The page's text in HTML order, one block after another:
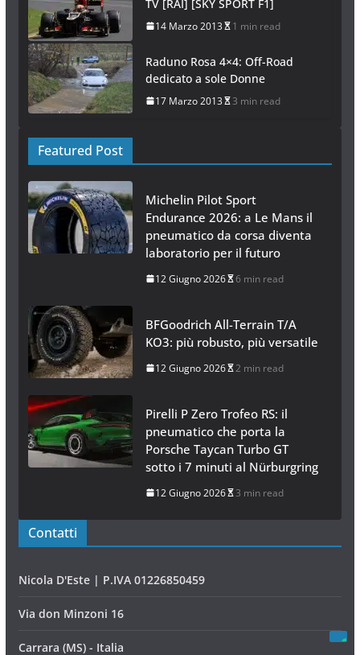
TV [RAI] [SKY SPORT F1]
14 Marzo 2013 1 min read
Raduno Rosa 4×4: Off-Road
dedicato a sole Donne
17 Marzo 2013 3 min read
Featured Post
Michelin Pilot Sport
Endurance 2026: a Le Mans il
pneumatico da corsa diventa
laboratorio per il futuro
12 Giugno 2026 6 min read
BFGoodrich All-Terrain T/A
KO3: più robusto, più versatile
12 Giugno 2026 2 min read
Pirelli P Zero Trofeo RS: il
pneumatico che porta la
Porsche Taycan Turbo GT
sotto i 7 minuti al Nürburgring
12 Giugno 2026 3 min read
Contatti
Nicola D'Este | P.IVA 01226850459
Via don Minzoni 16
Carrara (MS) - Italia